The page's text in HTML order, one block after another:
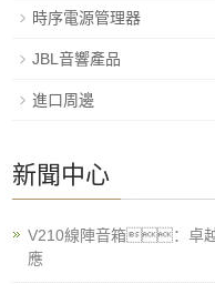
時序電源管理器
JBL音響產品
進口周邊
新聞中心
V210線陣音箱：卓
應